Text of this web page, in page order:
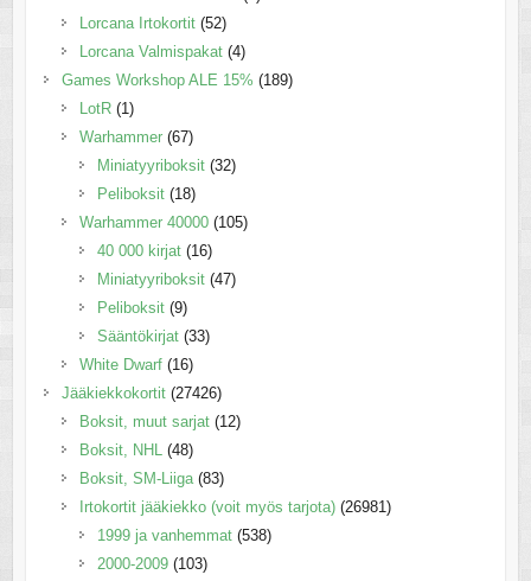
Lorcana Irtokortit (52)
Lorcana Valmispakat (4)
Games Workshop ALE 15% (189)
LotR (1)
Warhammer (67)
Miniatyyriboksit (32)
Peliboksit (18)
Warhammer 40000 (105)
40 000 kirjat (16)
Miniatyyriboksit (47)
Peliboksit (9)
Sääntökirjat (33)
White Dwarf (16)
Jääkiekkokortit (27426)
Boksit, muut sarjat (12)
Boksit, NHL
(48)
Boksit, SM-Liiga (83)
Irtokortit jääkiekko (voit myös tarjota) (26981)
1999 ja vanhemmat (538)
2000-2009 (103)